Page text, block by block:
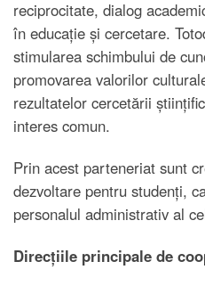
reciprocitate, dialog
în educație și cercetare.
stimularea schimbului de
promovarea valorilor
rezultatelor cercetării
interes comun.
Prin acest parteneriat sunt
dezvoltare pentru studenți,
personalul administrativ al
Direcțiile principale de